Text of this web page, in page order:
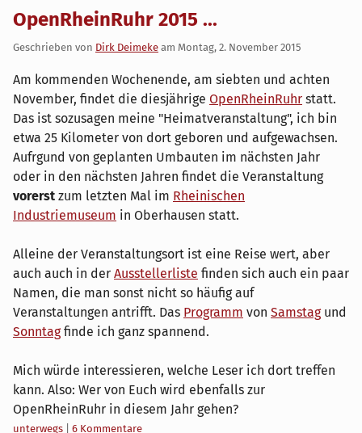
OpenRheinRuhr 2015 ...
Geschrieben von Dirk Deimeke am Montag, 2. November 2015
Am kommenden Wochenende, am siebten und achten
November, findet die diesjährige OpenRheinRuhr statt.
Das ist sozusagen meine "Heimatveranstaltung", ich bin
etwa 25 Kilometer von dort geboren und aufgewachsen.
Aufrgund von geplanten Umbauten im nächsten Jahr
oder in den nächsten Jahren findet die Veranstaltung
vorerst zum letzten Mal im Rheinischen
Industriemuseum in Oberhausen statt.
Alleine der Veranstaltungsort ist eine Reise wert, aber
auch auch in der Ausstellerliste finden sich auch ein paar
Namen, die man sonst nicht so häufig auf
Veranstaltungen antrifft. Das Programm von Samstagund
Sonntagfinde ich ganz spannend.
Mich würde interessieren, welche Leser ich dort treffen
kann. Also: Wer von Euch wird ebenfalls zur
OpenRheinRuhr in diesem Jahr gehen?
Kategorien:
unterwegs
6 Kommentare